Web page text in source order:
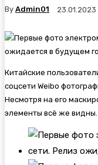
By Admin01 23.01.2023
Китайские
соцсети Weibo
Несмотря на его
элементы всё же видны.